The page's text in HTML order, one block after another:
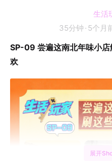
生活
35分钟 · 5个月
SP-09 尝遍这南北年味小
欢
展开